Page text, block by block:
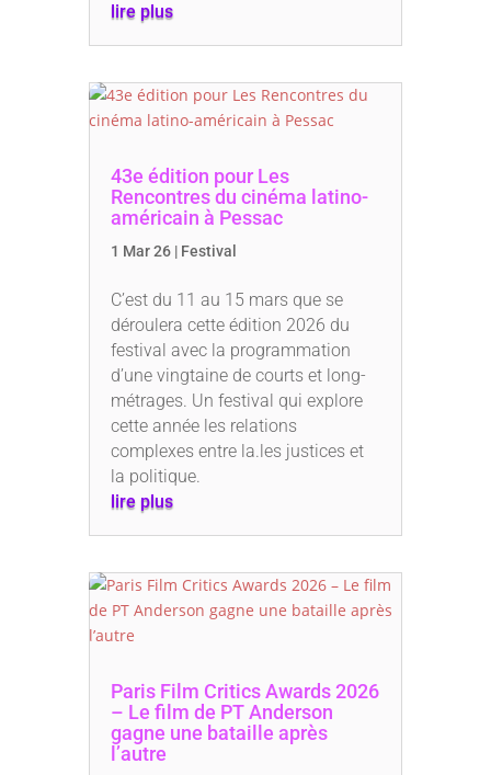
lire plus
43e édition pour Les
Rencontres du cinéma latino-
américain à Pessac
1 Mar 26| Festival
C’est du 11 au 15 mars que se
déroulera cette édition 2026 du
festival avec la programmation
d’une vingtaine de courts et long-
métrages. Un festival qui explore
cette année les relations
complexes entre la.les justices et
la politique.
lire plus
Paris Film Critics Awards 2026
– Le film de PT Anderson
gagne une bataille après
l’autre